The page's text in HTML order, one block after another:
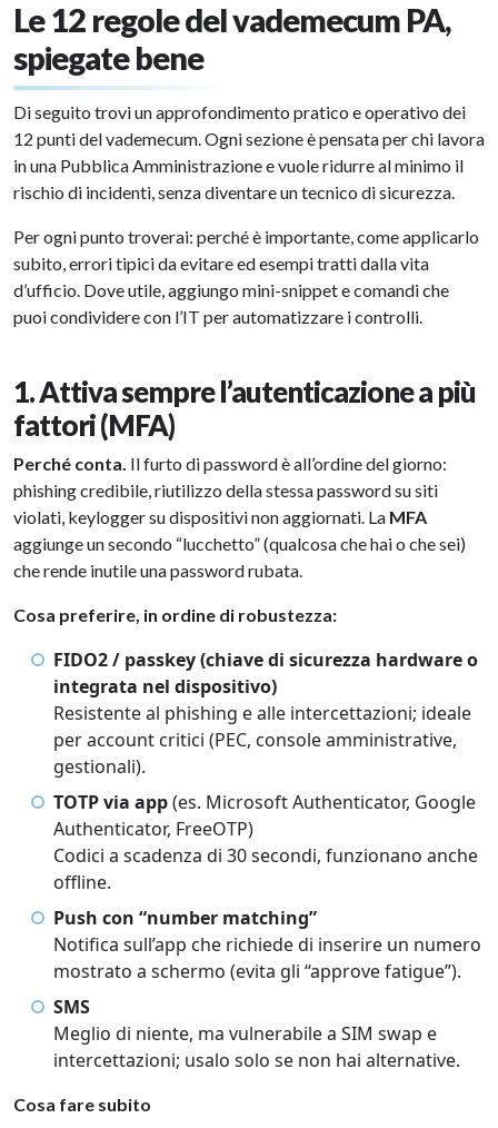
Le 12 regole del vademecum PA,
spiegate bene
Di seguito trovi un approfondimento pratico e operativo dei
12 punti del vademecum. Ogni sezione è pensata per chi lavora
in una Pubblica Amministrazione e vuole ridurre al minimo il
rischio di incidenti, senza diventare un tecnico di sicurezza.
Per ogni punto troverai: perché è importante, come applicarlo
subito, errori tipici da evitare ed esempi tratti dalla vita
d’ufficio. Dove utile, aggiungo mini-snippet e comandi che
puoi condividere con l’IT per automatizzare i controlli.
1. Attiva sempre l’autenticazione a più
fattori (MFA)
Perché conta. Il furto di password è all’ordine del giorno:
phishing credibile, riutilizzo della stessa password su siti
violati, keylogger su dispositivi non aggiornati. La MFA
aggiunge un secondo “lucchetto” (qualcosa che hai o che sei)
che rende inutile una password rubata.
Cosa preferire, in ordine di robustezza:
FIDO2 / passkey (chiave di sicurezza hardware o
integrata nel dispositivo)
Resistente al phishing e alle intercettazioni; ideale
per account critici (PEC, console amministrative,
gestionali).
TOTP via app(es. Microsoft Authenticator, Google
Authenticator, FreeOTP)
Codici a scadenza di 30 secondi, funzionano anche
offline.
Push con “number matching”
Notifica sull’app che richiede di inserire un numero
mostrato a schermo (evita gli “approve fatigue”).
SMS
Meglio di niente, ma vulnerabile a SIM swap e
intercettazioni; usalo solo se non hai alternative.
Cosa fare subito